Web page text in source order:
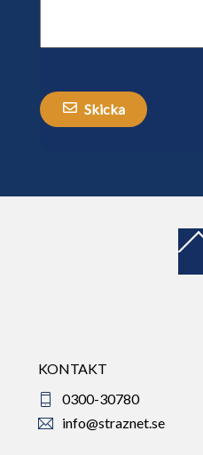
Skicka
KONTAKT
0300-30780
info@straznet.se